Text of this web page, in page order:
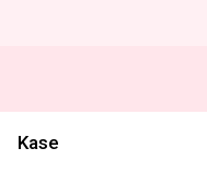
Kase